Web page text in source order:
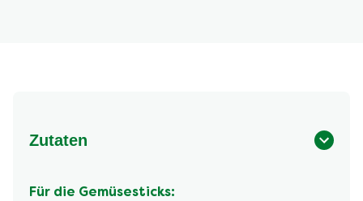
Zutaten
Für die Gemüsesticks: